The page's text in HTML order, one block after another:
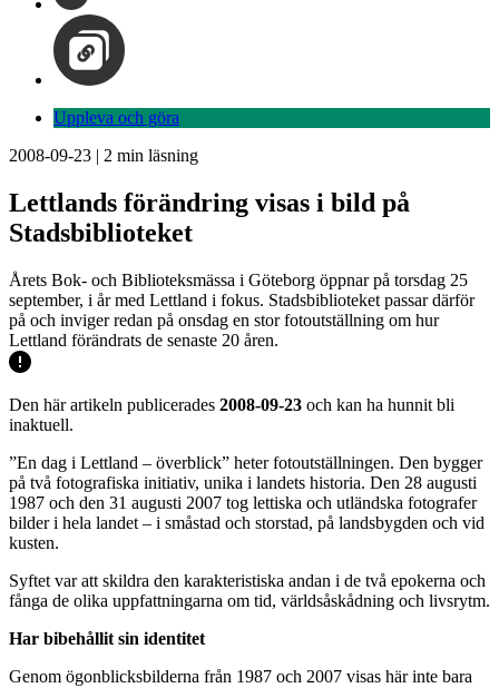
Uppleva och göra
2008-09-23 | 2 min läsning
Lettlands förändring visas i bild på
Stadsbiblioteket
Årets Bok- och Biblioteksmässa i Göteborg öppnar på torsdag 25
september, i år med Lettland i fokus. Stadsbiblioteket passar därför
på och inviger redan på onsdag en stor fotoutställning om hur
Lettland förändrats de senaste 20 åren.
Den här artikeln publicerades 2008-09-23 och kan ha hunnit bli
inaktuell.
”En dag i Lettland – överblick” heter fotoutställningen. Den bygger
på två fotografiska initiativ, unika i landets historia. Den 28 augusti
1987 och den 31 augusti 2007 tog lettiska och utländska fotografer
bilder i hela landet – i småstad och storstad, på landsbygden och vid
kusten.
Syftet var att skildra den karakteristiska andan i de två epokerna och
fånga de olika uppfattningarna om tid, världsåskådning och livsrytm.
Har bibehållit sin identitet
Genom ögonblicksbilderna från 1987 och 2007 visas här inte bara